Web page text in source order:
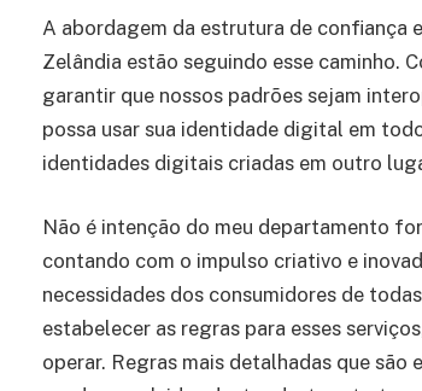
A abordagem da estrutura de confiança
Zelândia estão seguindo esse caminho.
garantir que nossos padrões sejam
possa usar sua identidade digital em
identidades digitais criadas em outro
Não é intenção do meu departamento
contando com o impulso criativo e
necessidades dos consumidores de
estabelecer as regras para esses
operar. Regras mais detalhadas que são